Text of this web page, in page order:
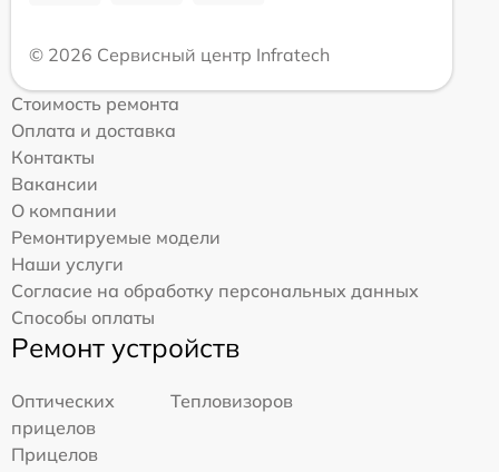
© 2026 Сервисный центр Infratech
Стоимость ремонта
Оплата и доставка
Контакты
Вакансии
О компании
Ремонтируемые модели
Наши услуги
Согласие на обработку персональных данных
Способы оплаты
Ремонт устройств
Оптических
прицелов
Тепловизоров
Прицелов